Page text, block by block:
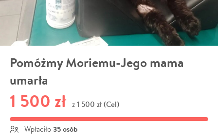
Pomóżmy Moriemu-Jego mama
umarła
1 500 zł z 1 500 zł (Cel)
Wpłaciło 35 osób